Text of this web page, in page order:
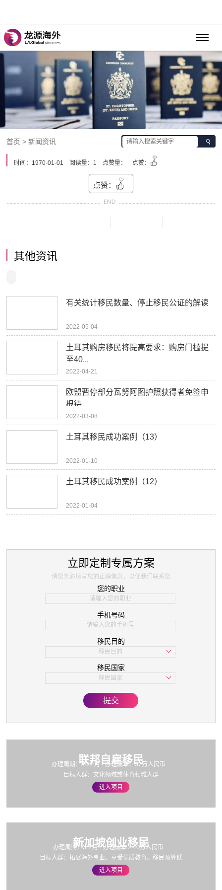
首页 > 新闻资讯
时间：1970-01-01 阅读量：1 点赞量： 点赞：
点赞：
其他资讯
有关统计移民数量、停止移民公证的解读
2022-05-04
土耳其购房移民将提高要求：购房门槛提
至40...
2022-04-21
欧盟暂停部分瓦努阿图护照获得者免签申
根待...
2022-03-08
土耳其移民成功案例（13）
2022-01-10
土耳其移民成功案例（12）
2022-01-04
立即定制专属方案
请您务必填写您的正确信息，以便我们联系您
您的职业
手机号码
移民目的
移民目的
子女教育
移民国家
移民国家
欧洲
亚洲
提交
联邦自雇移民
办理周期：34个月
办理成本：37万人民币
目标人群：文化领域或体育领域人群
进入项目
新加坡创业移民
办理周期：3个月
办理成本：40万人民币
目标人群：拓展海外事业、享受优质教育、移民预算低
进入项目